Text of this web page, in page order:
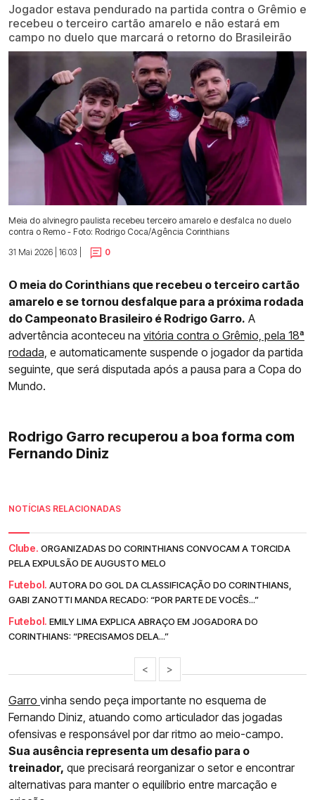
Jogador estava pendurado na partida contra o Grêmio e
recebeu o terceiro cartão amarelo e não estará em
campo no duelo que marcará o retorno do Brasileirão
Meia do alvinegro paulista recebeu terceiro amarelo e desfalca no duelo
contra o Remo - Foto: Rodrigo Coca/Agência Corinthians
31 Mai 2026 | 16:03 |
0
O meia do Corinthians que recebeu o terceiro cartão
amarelo e se tornou desfalque para a próxima rodada
do Campeonato Brasileiro é Rodrigo Garro. A
advertência aconteceu na vitória contra o Grêmio, pela 18ª
rodada, e automaticamente suspende o jogador da partida
seguinte, que será disputada após a pausa para a Copa do
Mundo.
Rodrigo Garro recuperou a boa forma com
Fernando Diniz
NOTÍCIAS RELACIONADAS
Clube. ORGANIZADAS DO CORINTHIANS CONVOCAM A TORCIDA
PELA EXPULSÃO DE AUGUSTO MELO
Futebol. AUTORA DO GOL DA CLASSIFICAÇÃO DO CORINTHIANS,
GABI ZANOTTI MANDA RECADO: “POR PARTE DE VOCÊS...”
Futebol. EMILY LIMA EXPLICA ABRAÇO EM JOGADORA DO
CORINTHIANS: “PRECISAMOS DELA...”
< >
Garro vinha sendo peça importante no esquema de
Fernando Diniz, atuando como articulador das jogadas
ofensivas e responsável por dar ritmo ao meio-campo.
Sua ausência representa um desafio para o
treinador, que precisará reorganizar o setor e encontrar
alternativas para manter o equilíbrio entre marcação e